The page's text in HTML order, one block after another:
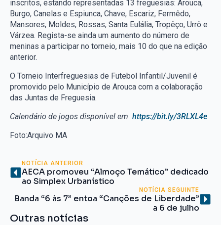
inscritos, estando representadas 13 freguesias: Arouca,
Burgo, Canelas e Espiunca, Chave, Escariz, Fermêdo,
Mansores, Moldes, Rossas, Santa Eulália, Tropêço, Urrô e
Várzea. Regista-se ainda um aumento do número de
meninas a participar no torneio, mais 10 do que na edição
anterior.
O Torneio Interfreguesias de Futebol Infantil/Juvenil é
promovido pelo Município de Arouca com a colaboração
das Juntas de Freguesia.
Calendário de jogos disponível em https://bit.ly/3RLXL4e
Foto:Arquivo MA
NOTÍCIA ANTERIOR
AECA promoveu “Almoço Temático” dedicado
ao Simplex Urbanístico
NOTÍCIA SEGUINTE
Banda “6 às 7” entoa “Canções de Liberdade”
a 6 de julho
Outras notícias